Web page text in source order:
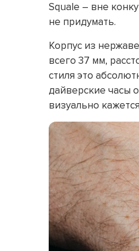
Squale – вне
не придумать.
Корпус из
всего 37 мм,
стиля это
дайверские часы
визуально